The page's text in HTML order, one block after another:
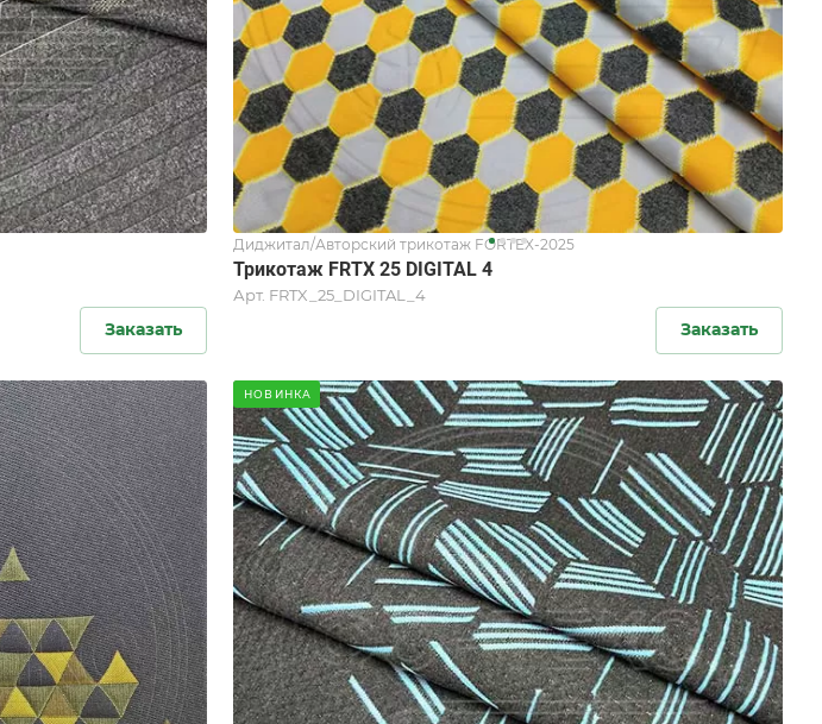
Заказать
Диджитал/Авторский трикотаж FORTEX-2025
Трикотаж FRTX 25 DIGITAL 4
Арт. FRTX_25_DIGITAL_4
Заказать
НОВИНКА